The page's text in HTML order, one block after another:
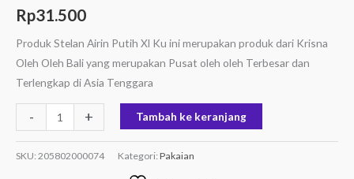
Rp31.500
Produk Stelan Airin Putih Xl Ku ini merupakan produk dari Krisna
Oleh Oleh Bali yang merupakan Pusat oleh oleh Terbesar dan
Terlengkap di Asia Tenggara
- + Tambah ke keranjang
SKU: 205802000074 Kategori: Pakaian